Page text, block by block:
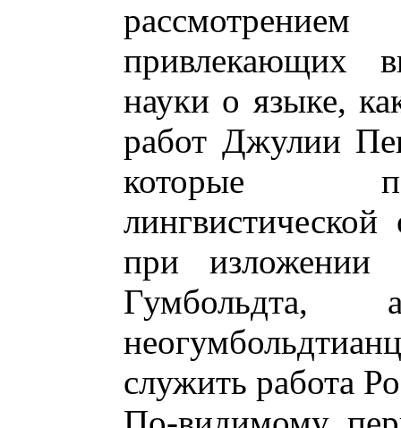
привлекающих
науки о языке,
работ Джулии
которые
при изложении
служить работа